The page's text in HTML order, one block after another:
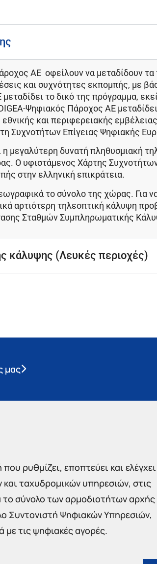
ΑΕ οφείλουν να μεταδίδουν τα
και συχνότητες εκπομπής, με
το δικό της πρόγραμμα,
-Ψηφιακός Πάροχος ΑΕ
και περιφερειακής
Συχνοτήτων Επίγειας Ψηφιακής
μεγαλύτερη δυνατή πληθυσμιακή
Ο υφιστάμενος Χάρτης
στην ελληνική επικράτεια.
το σύνολο της χώρας. Για
αρτιότερη τηλεοπτική κάλυψη
Σταθμών Συμπληρωματικής
κάλυψης (Λευκές περιοχές)
μας
ρυθμίζει, εποπτεύει και ελέγχει
και ταχυδρομικών υπηρεσιών, στις
το σύνολο των αρμοδιοτήτων αρχής
Συντονιστή Ψηφιακών Υπηρεσιών,
με τις ψηφιακές αγορές.